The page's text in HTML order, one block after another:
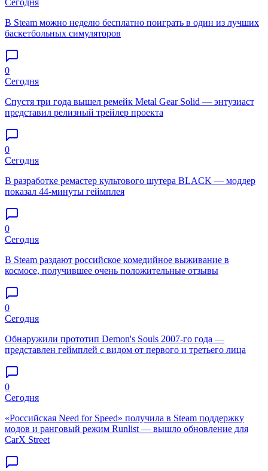
Сегодня
В Steam можно неделю бесплатно поиграть в один из лучших
баскетбольных симуляторов
0
Сегодня
Спустя три года вышел ремейк Metal Gear Solid — энтузиаст
представил релизный трейлер проекта
0
Сегодня
В разработке ремастер культового шутера BLACK — моддер
показал 44-минуты геймплея
0
Сегодня
В Steam раздают российское комедийное выживание в
космосе, получившее очень положительные отзывы
0
Сегодня
Обнаружили прототип Demon's Souls 2007-го года —
представлен геймплей с видом от первого и третьего лица
0
Сегодня
«Российская Need for Speed» получила в Steam поддержку
модов и ранговый режим Runlist — вышло обновление для
CarX Street